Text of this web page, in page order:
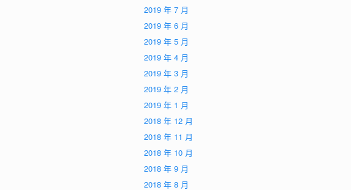
2019 年 7 月
2019 年 6 月
2019 年 5 月
2019 年 4 月
2019 年 3 月
2019 年 2 月
2019 年 1 月
2018 年 12 月
2018 年 11 月
2018 年 10 月
2018 年 9 月
2018 年 8 月